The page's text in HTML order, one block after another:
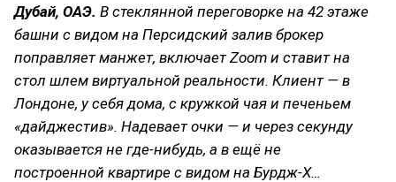
Дубай, ОАЭ. В стеклянной переговорке на 42 этаже
башни с видом на Персидский залив брокер
поправляет манжет, включает Zoom и ставит на
стол шлем виртуальной реальности. Клиент — в
Лондоне, у себя дома, с кружкой чая и печеньем
«дайджестив». Надевает очки — и через секунду
оказывается не где-нибудь, а в ещё не
построенной квартире с видом на Бурдж-Х…